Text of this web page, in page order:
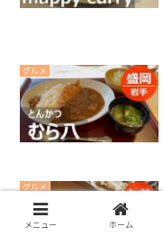
グルメ
グルメ
メニュー ホーム